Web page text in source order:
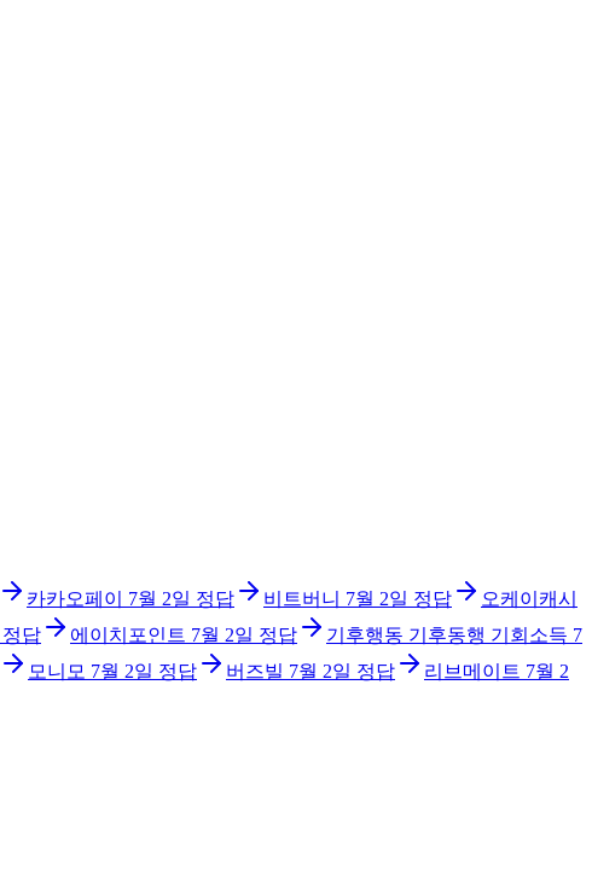
카카오페이 7월 2일 정답 비트버니 7월 2일 정답
오케이캐시
정답 에이치포인트 7월 2일 정답 기후행동 기후동행 기회소득 7
모니모 7월 2일 정답 버즈빌 7월 2일 정답 리브메이트 7월 2